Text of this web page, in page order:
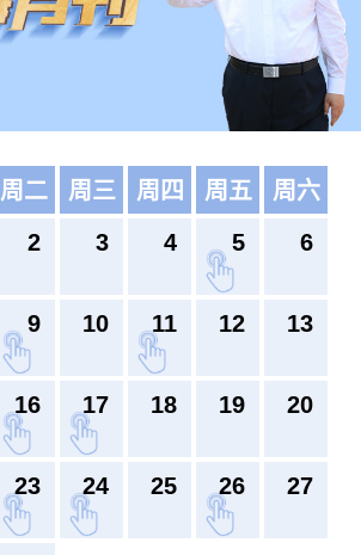
周二 周三 周四 周五
周六
2 3 4 5 6
9 10 11 12 13
16 17 18 19 20
23 24 25 26 27